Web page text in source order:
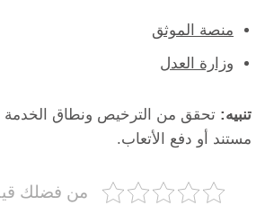
منصة الموثق
وزارة العدل
تنبيه: تحقق من الترخيص ونطاق
مستند أو دفع الأتعاب.
من فضلك